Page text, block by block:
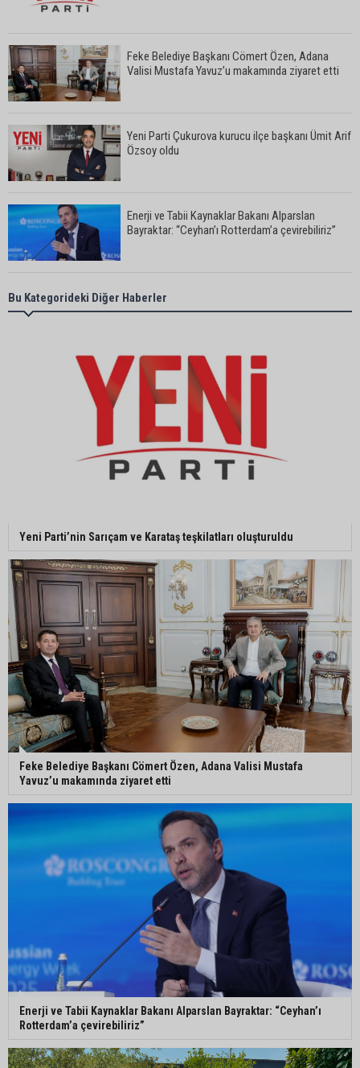
Feke Belediye Başkanı Cömert Özen, Adana
Valisi Mustafa Yavuz’u makamında ziyaret etti
Yeni Parti Çukurova kurucu ilçe başkanı Ümit Arif
Özsoy oldu
Enerji ve Tabii Kaynaklar Bakanı Alparslan
Bayraktar: “Ceyhan’ı Rotterdam’a çevirebiliriz”
Başkan Ali Bedrettin Karataş’tan sahiller için
duyarlılık çağrısı
MHP Adana İl Başkanı Hakan Yıldırım:
“Liderimize dil uzatmak sizin haddinize değildir”
Adanalı 13 yaşındaki Ela Nur şelalede hayatını
kaybetti
Adanalı NASA astronotu Deniz Burnham uzaya
Kozan’da üreticilere yangın ve anız uyarısı
Ceyhan’da yağlık ayçiçeği hasadı başladı
Bu Kategorideki Diğer Haberler
Yeni Parti’nin Sarıçam ve Karataş teşkilatları oluşturuldu
Feke Belediye Başkanı Cömert Özen, Adana Valisi Mustafa
Yavuz’u makamında ziyaret etti
Enerji ve Tabii Kaynaklar Bakanı Alparslan Bayraktar: “Ceyhan’ı
Rotterdam’a çevirebiliriz”